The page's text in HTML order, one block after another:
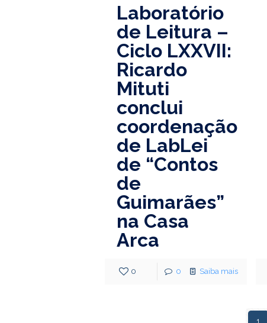
Laboratório
de Leitura –
Ciclo LXXVII:
Ricardo
Mituti
conclui
coordenação
de LabLei
de “Contos
de
Guimarães”
na Casa
Arca
0 0 Saiba mais
1